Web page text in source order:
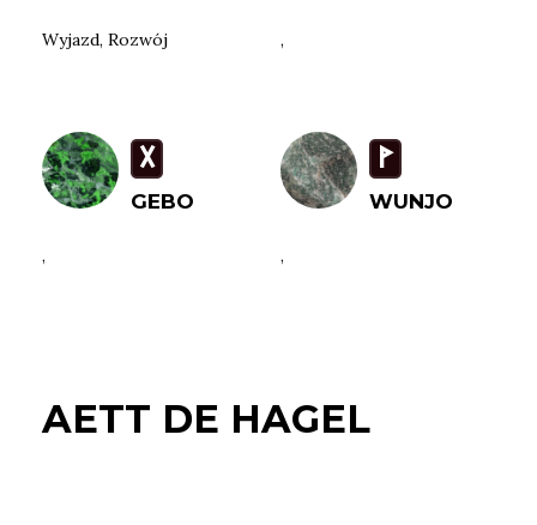
Wyjazd, Rozwój ,
G
GEBO
,
W
WUNJO
,
AETT DE HAGEL